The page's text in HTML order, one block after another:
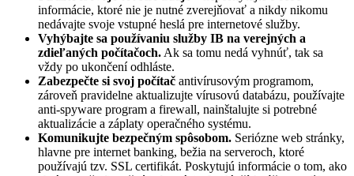
informácie, ktoré nie je nutné zverejňovať a nikdy nikomu
nedávajte svoje vstupné heslá pre internetové služby.
Vyhýbajte sa používaniu služby IB na verejných a
zdieľaných počítačoch. Ak sa tomu nedá vyhnúť, tak sa
vždy po ukončení odhláste.
Zabezpečte si svoj počítač antivírusovým programom,
zároveň pravidelne aktualizujte vírusovú databázu, používajte
anti-spyware program a firewall, nainštalujte si potrebné
aktualizácie a záplaty operačného systému.
Komunikujte bezpečným spôsobom. Seriózne web stránky,
hlavne pre internet banking, bežia na serveroch, ktoré
používajú tzv. SSL certifikát. Poskytujú informácie o tom, ako